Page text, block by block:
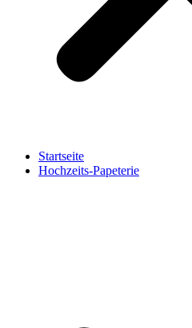
Startseite
Hochzeits-Papeterie